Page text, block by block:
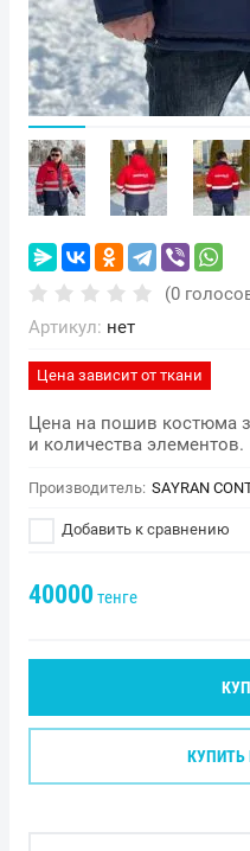
(0
Артикул: нет
Цена зависит от ткани
Цена на пошив костюма
и количества элементов.
Производитель: SAYRAN
Добавить к сравнению
40000тенге
КУПИТЬ